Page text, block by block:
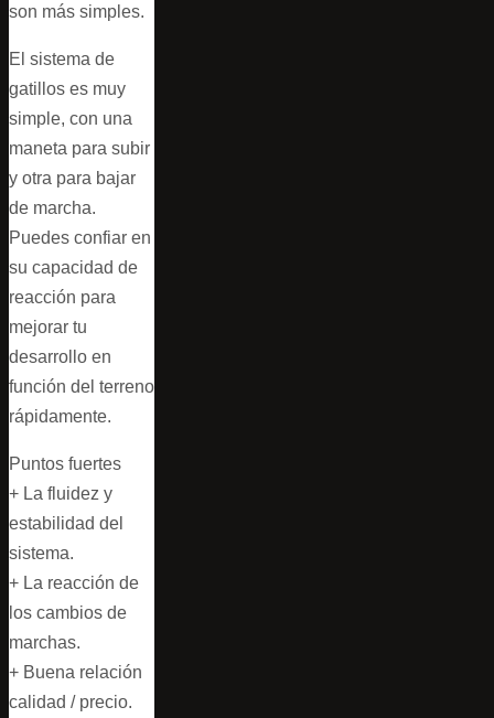
son más simples.
El sistema de
gatillos es muy
simple, con una
maneta para subir
y otra para bajar
de marcha.
Puedes confiar en
su capacidad de
reacción para
mejorar tu
desarrollo en
función del terreno
rápidamente.
Puntos fuertes
+ La fluidez y
estabilidad del
sistema.
+ La reacción de
los cambios de
marchas.
+ Buena relación
calidad / precio.